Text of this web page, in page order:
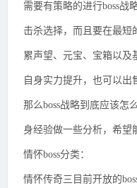
需要有策略的进行boss战
击杀选择，而且要在最短
累声望、元宝、宝箱以及
自身实力提升，也可以出
那么boss战略到底应该怎
身经验做一些分析，希望
情怀boss分类：
情怀传奇三目前开放的